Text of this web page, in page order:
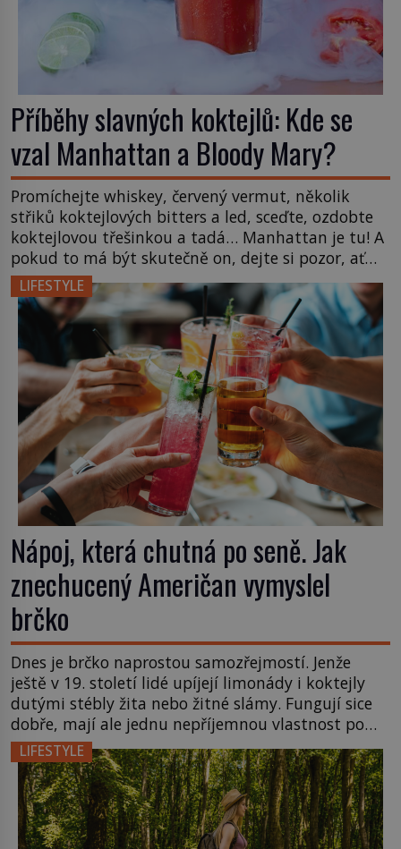
Příběhy slavných koktejlů: Kde se
vzal Manhattan a Bloody Mary?
Promíchejte whiskey, červený vermut, několik
střiků koktejlových bitters a led, sceďte, ozdobte
koktejlovou třešinkou a tadá… Manhattan je tu! A
pokud to má být skutečně on, dejte si pozor, ať
místo klasické americké rye whiskey či klidně
bourbonu nepoužijete skotskou whisku. Co se
stane? Inu, koktejl bude stále skvělý, ale už to
nebude Manhattan ale […]
LIFESTYLE
Nápoj, která chutná po seně. Jak
znechucený Američan vymyslel
brčko
Dnes je brčko naprostou samozřejmostí. Jenže
ještě v 19. století lidé upíjejí limonády i koktejly
dutými stébly žita nebo žitné slámy. Fungují sice
dobře, mají ale jednu nepříjemnou vlastnost po
chvíli se rozmáčejí a nápoji dodávají travnatou
příchuť. Právě tahle drobná nepříjemnost přivede
amerického výrobce cigaretových náustků k
nápadu, který změní způsob pití po celém […]
LIFESTYLE